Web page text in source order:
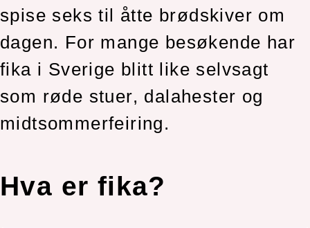
spise seks til åtte brødskiver om
dagen. For mange besøkende har
fika i Sverige blitt like selvsagt
som røde stuer, dalahester og
midtsommerfeiring.
Hva er fika?